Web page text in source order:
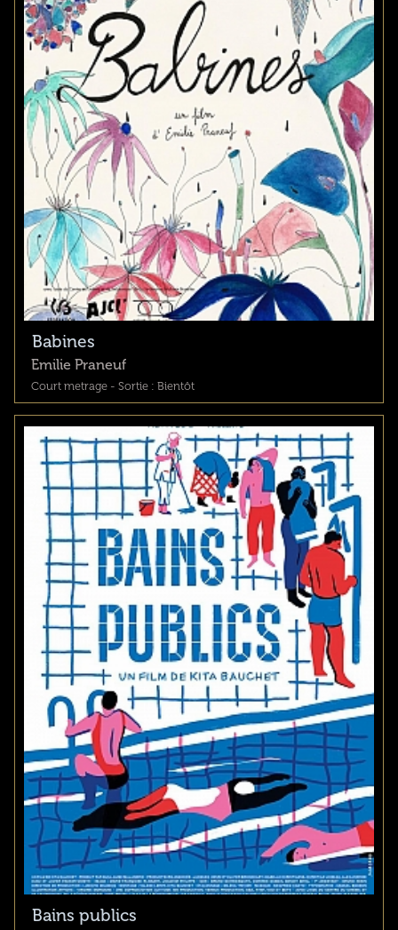
Babines
Emilie Praneuf
Court metrage - Sortie : Bientôt
Bains publics